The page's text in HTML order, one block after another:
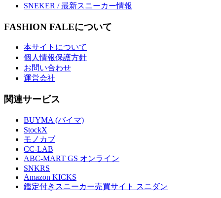
SNEKER / 最新スニーカー情報
FASHION FALEについて
本サイトについて
個人情報保護方針
お問い合わせ
運営会社
関連サービス
BUYMA (バイマ)
StockX
モノカブ
CC-LAB
ABC-MART GS オンライン
SNKRS
Amazon KICKS
鑑定付きスニーカー売買サイト スニダン